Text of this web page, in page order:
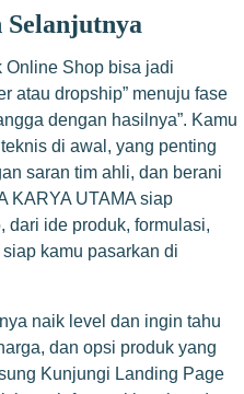
Selanjutnya
Online Shop bisa jadi
atau dropship” menuju fase
dengan hasilnya”. Kamu
di awal, yang penting
saran tim ahli, dan berani
KARYA UTAMA siap
dari ide produk, formulasi,
kamu pasarkan di
naik level dan ingin tahu
dan opsi produk yang
Kunjungi Landing Page